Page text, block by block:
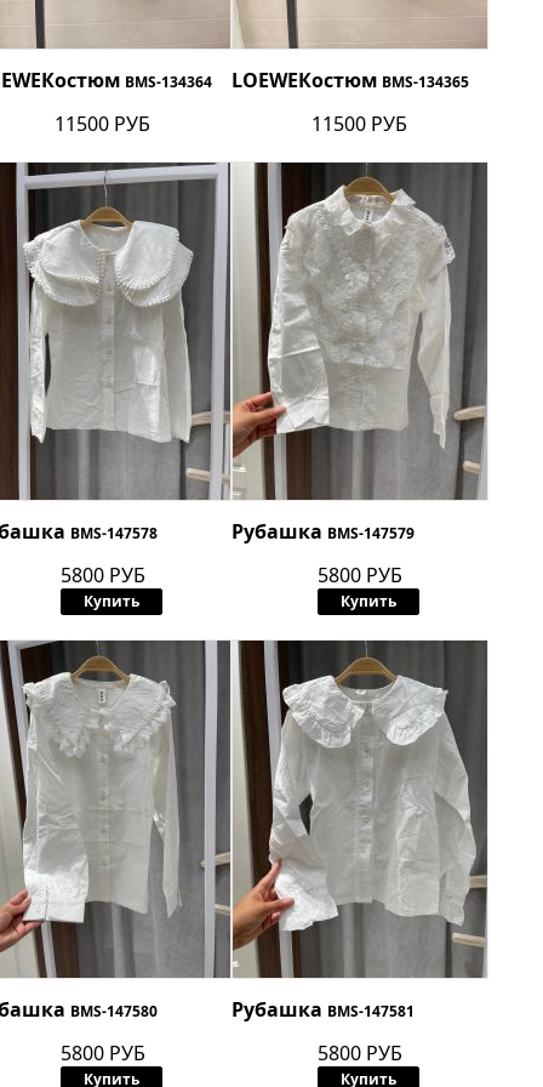
Костюм BMS-134364
11500 РУБ
Костюм
LOEWE BMS-134365
11500 РУБ
BMS-147578
5800 РУБ
Купить
Рубашка BMS-147579
5800 РУБ
Купить
BMS-147580
5800 РУБ
Купить
Рубашка BMS-147581
5800 РУБ
Купить